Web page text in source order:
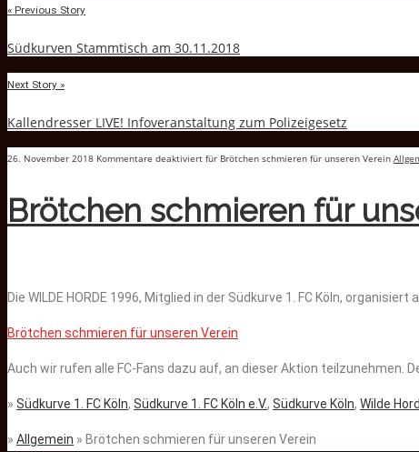
« Previous Story
Südkurven Stammtisch am 30.11.2018
Next Story »
Kallendresser LIVE! Infoveranstaltung zum Polizeigesetz
26. November 2018 Kommentare deaktiviert für Brötchen schmieren für unseren Verein
Brötchen schmieren für
Die WILDE HORDE 1996, Mitglied in der Südkurve 1. FC Köln,
Brötchen schmieren für unseren Verein
Auch wir rufen alle FC-Fans dazu auf, an dieser Aktion teilzunehmen.
» Südkurve 1. FC Köln, Südkurve 1. FC Köln e.V., Südkurve Köln, Wilde
» Allgemein » Brötchen schmieren für unseren Verein